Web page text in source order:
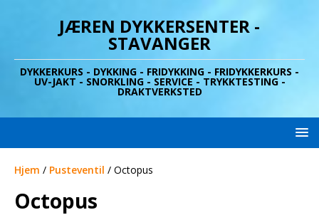
JÆREN DYKKERSENTER -
STAVANGER
DYKKERKURS - DYKKING - FRIDYKKING - FRIDYKKERKURS -
UV-JAKT - SNORKLING - SERVICE - TRYKKTESTING -
DRAKTVERKSTED
Hjem / Pusteventil / Octopus
Octopus